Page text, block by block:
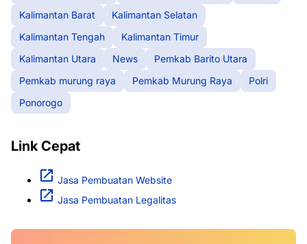
Kalimantan Barat
Kalimantan Selatan
Kalimantan Tengah
Kalimantan Timur
Kalimantan Utara
News
Pemkab Barito Utara
Pemkab murung raya
Pemkab Murung Raya
Polri
Ponorogo
Link Cepat
Jasa Pembuatan Website
Jasa Pembuatan Legalitas